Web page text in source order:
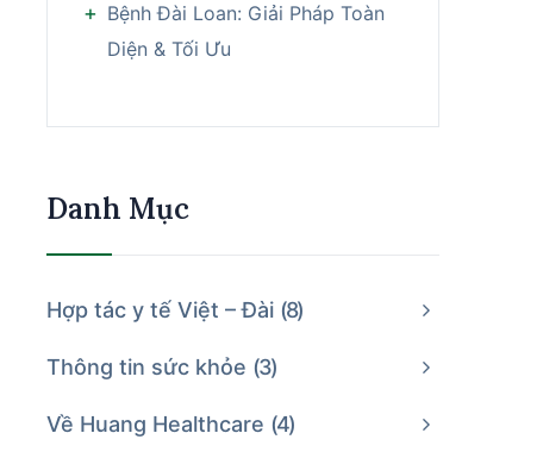
Bệnh Đài Loan: Giải Pháp Toàn
Diện & Tối Ưu
Danh Mục
Hợp tác y tế Việt – Đài 8
Thông tin sức khỏe 3
Về Huang Healthcare 4